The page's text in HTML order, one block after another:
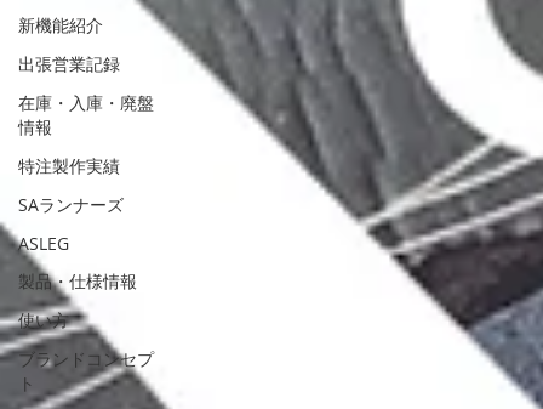
新機能紹介
出張営業記録
在庫・入庫・廃盤
情報
特注製作実績
SAランナーズ
ASLEG
製品・仕様情報
使い方
ブランドコンセプ
ト